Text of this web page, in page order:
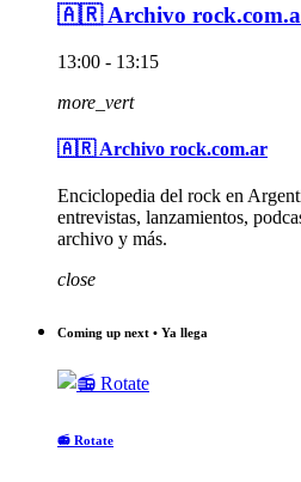
🇦🇷 Archivo
13:00 - 13:15
more_vert
🇦🇷 Archivo rock.com.ar
Enciclopedia del rock en
entrevistas, lanzamientos,
archivo y más.
close
Coming up next • Ya llega
📻 Rotate